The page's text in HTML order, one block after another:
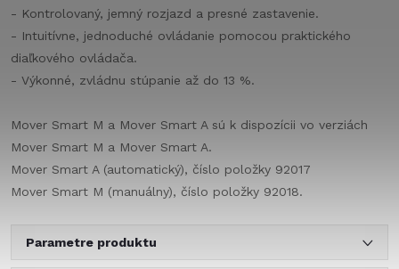
- Kontrolovaný, jemný rozjazd a presné zastavenie.
- Intuitívne, jednoduché ovládanie pomocou praktického
diaľkového ovládača.
- Výkonné, zvládnu stúpanie až do 13 %.
Mover Smart M a Mover Smart A sú k dispozícii vo verziách
Mover Smart M a Mover Smart A.
Mover Smart A (automatický), číslo položky 92017
Mover Smart M (manuálny), číslo položky 92018.
Parametre produktu